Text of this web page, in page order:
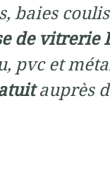
baies
de vitrerie
pvc et
auprès